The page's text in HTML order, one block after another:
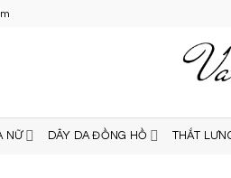
NỮ DÂY DA ĐỒNG HỒ THẮT